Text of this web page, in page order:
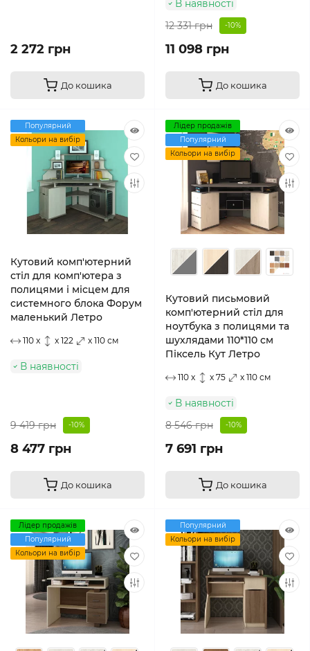
2 272 грн
До кошика
В наявності
12 331 грн
-10%
11 098 грн
До кошика
Популярний
Кольори на вибір
Кутовий комп'ютерний
стіл для комп'ютера з
полицями і місцем для
системного блока Форум
маленький Летро
110 x x 122 x 110 см
В наявності
9 419 грн -10%
8 477 грн
До кошика
Лідер продажів
Популярний
Кольори на вибір
Кутовий письмовий
комп'ютерний стіл для
ноутбука з полицями та
шухлядами 110*110 см
Піксель Кут Летро
110 x x 75 x 110 см
В наявності
8 546 грн
-10%
7 691 грн
До кошика
Лідер продажів
Популярний
Кольори на вибір
Популярний
Кольори на вибір